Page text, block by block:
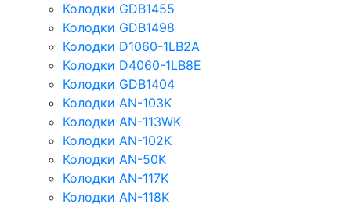
Колодки GDB1455
Колодки GDB1498
Колодки D1060-1LB2A
Колодки D4060-1LB8E
Колодки GDB1404
Колодки AN-103K
Колодки AN-113WK
Колодки AN-102K
Колодки AN-50K
Колодки AN-117K
Колодки AN-118K